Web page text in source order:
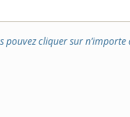
pouvez cliquer sur